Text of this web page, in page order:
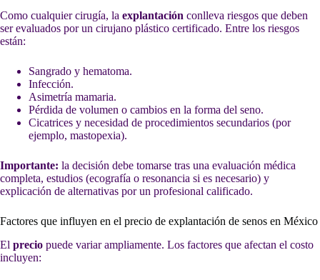
Como cualquier cirugía, la explantación conlleva riesgos que deben
ser evaluados por un cirujano plástico certificado. Entre los riesgos
están:
Sangrado y hematoma.
Infección.
Asimetría mamaria.
Pérdida de volumen o cambios en la forma del seno.
Cicatrices y necesidad de procedimientos secundarios (por
ejemplo, mastopexia).
Importante: la decisión debe tomarse tras una evaluación médica
completa, estudios (ecografía o resonancia si es necesario) y
explicación de alternativas por un profesional calificado.
Factores que influyen en el precio de explantación de senos en México
El precio puede variar ampliamente. Los factores que afectan el costo
incluyen: